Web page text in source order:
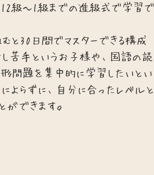
12級～1級までの進級式で学習で
と30日間でマスターできる構成
苦手というお子様や、国語の読
問題を集中的に学習したいとい
よらずに、自分に合ったレベルと
ができます。